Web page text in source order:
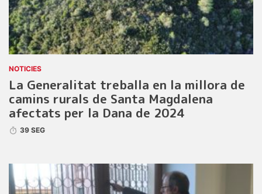
NOTICIES
La Generalitat treballa en la millora de
camins rurals de Santa Magdalena
afectats per la Dana de 2024
39 SEG